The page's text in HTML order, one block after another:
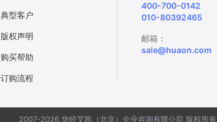
典型客户
版权声明
购买帮助
订购流程
400-700-0142
010-80392465
邮箱：
sale@huaon.com
2007-2026 华经艾凯（北京）企业咨询有限公司 版权所有